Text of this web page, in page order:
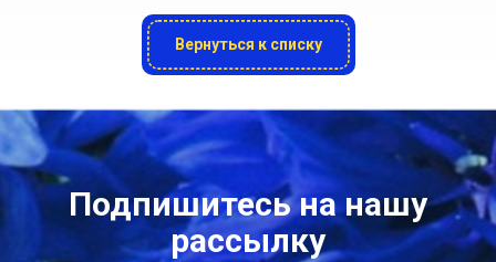
Вернуться к списку
Подпишитесь на нашу
рассылку